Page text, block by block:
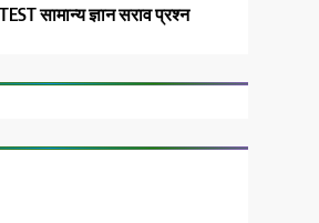
सामान्य ज्ञान सराव प्रश्न